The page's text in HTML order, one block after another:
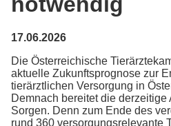
17.06.2026
Die Österreichische
aktuelle Zukunftsprognose zur
tierärztlichen Versorgung in
Demnach bereitet die derzeitige
Sorgen. Denn zum Ende des
rund 360 versorgungsrelevante